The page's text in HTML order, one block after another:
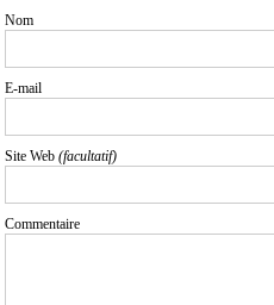
Nom
E-mail
Site Web (facultatif)
Commentaire